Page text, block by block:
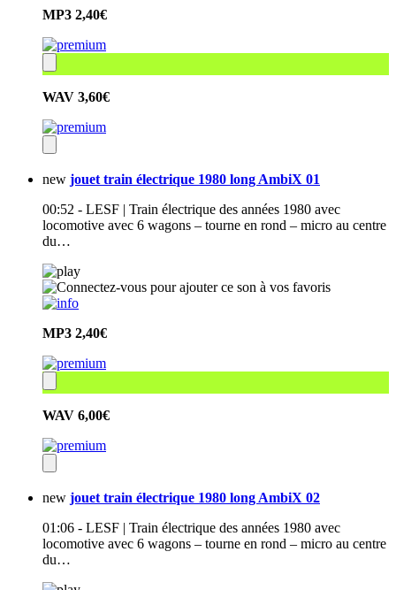
MP3 2,40€
WAV 3,60€
new jouet train électrique 1980 long AmbiX 01
00:52 - LESF | Train électrique des années 1980 avec
locomotive avec 6 wagons – tourne en rond – micro au centre
du…
MP3 2,40€
WAV 6,00€
new jouet train électrique 1980 long AmbiX 02
01:06 - LESF | Train électrique des années 1980 avec
locomotive avec 6 wagons – tourne en rond – micro au centre
du…